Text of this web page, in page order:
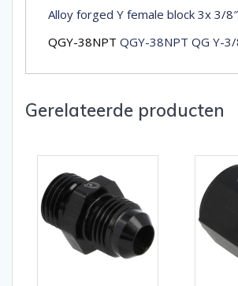
Alloy forged Y female block 3x 3/
QGY-38NPT QGY-38NPT QG Y-
Gerelateerde producten